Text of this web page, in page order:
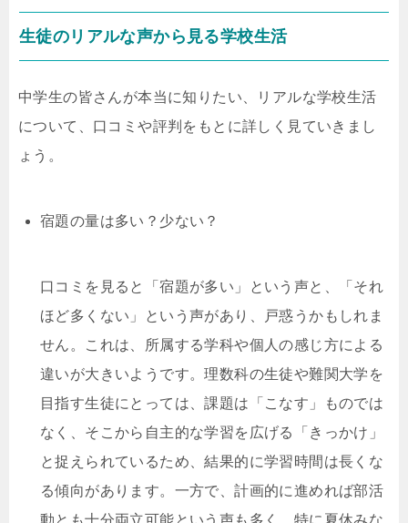
生徒のリアルな声から見る学校生活
中学生の皆さんが本当に知りたい、リアルな学校生活
について、口コミや評判をもとに詳しく見ていきまし
ょう。
宿題の量は多い？少ない？
口コミを見ると「宿題が多い」という声と、「それ
ほど多くない」という声があり、戸惑うかもしれま
せん。これは、所属する学科や個人の感じ方による
違いが大きいようです。理数科の生徒や難関大学を
目指す生徒にとっては、課題は「こなす」ものでは
なく、そこから自主的な学習を広げる「きっかけ」
と捉えられているため、結果的に学習時間は長くな
る傾向があります。一方で、計画的に進めれば部活
動とも十分両立可能という声も多く、特に夏休みな